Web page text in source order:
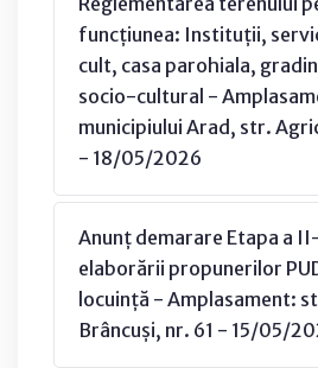
funcțiunea: Instituții,
cult, casa parohiala,
socio-cultural -
municipiului Arad, str.
- 18/05/2026
Anunț demarare Etapa a
elaborării propunerilor
locuință - Amplasament:
Brâncuși, nr. 61 - 15/05/